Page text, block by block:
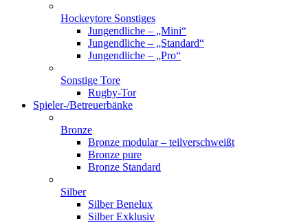
Hockeytore Sonstiges
Jungendliche – „Mini“
Jungendliche – „Standard“
Jungendliche – „Pro“
Sonstige Tore
Rugby-Tor
Spieler-/Betreuerbänke
Bronze
Bronze modular – teilverschweißt
Bronze pure
Bronze Standard
Silber
Silber Benelux
Silber Exklusiv